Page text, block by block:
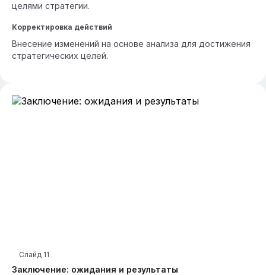
целями стратегии.
Корректировка действий
Внесение изменений на основе анализа для достижения
стратегических целей.
Заключение: ожидания и результаты
Слайд 11